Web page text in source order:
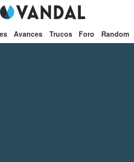
Avances Trucos Foro Random